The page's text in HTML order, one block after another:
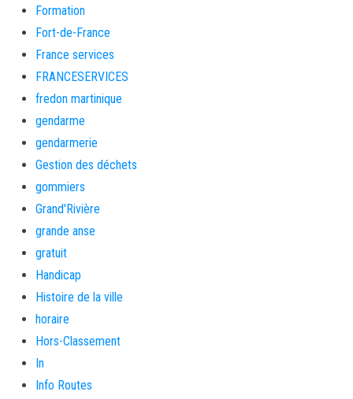
Formation
Fort-de-France
France services
FRANCESERVICES
fredon martinique
gendarme
gendarmerie
Gestion des déchets
gommiers
Grand'Rivière
grande anse
gratuit
Handicap
Histoire de la ville
horaire
Hors-Classement
In
Info Routes